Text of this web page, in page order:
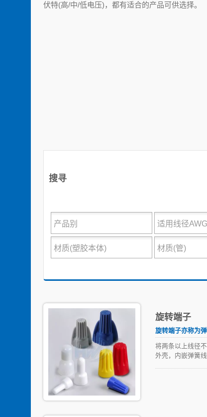
伏特(高/中/低电压)，都有适合的产品可供选择。
搜寻
旋转端子
旋转端子亦称为
将两条以上线径
外壳，内嵌弹簧